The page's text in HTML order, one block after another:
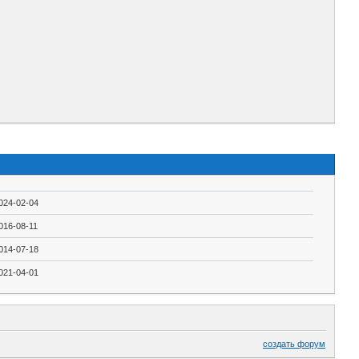
02-04
08-11
07-18
04-01
создать форум